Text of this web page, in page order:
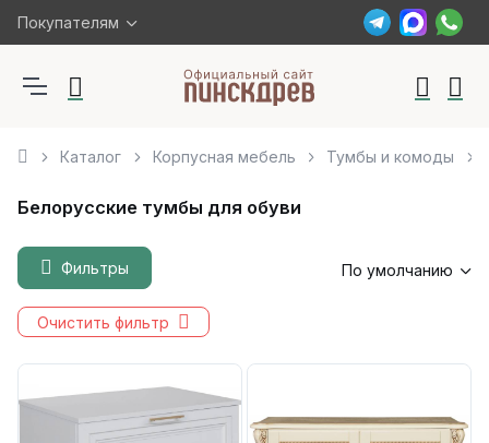
Покупателям
Каталог Корпусная мебель Тумбы и комоды
Белорусские тумбы для обуви
Фильтры По умолчанию
Очистить фильтр